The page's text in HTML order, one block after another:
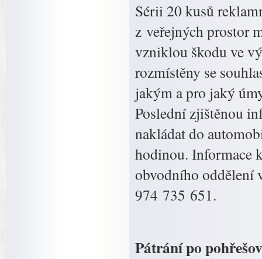
Sérii 20 kusů
z veřejných prostor
vzniklou škodu ve
rozmístěny se
jakým a pro jaký
Poslední zjištěnou
nakládat do
hodinou. Informace
obvodního oddělení
974 735 651.
Pátrání po